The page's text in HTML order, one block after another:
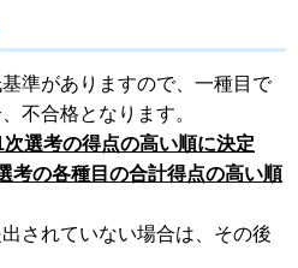
準がありますので、一種目で
不合格となります。
選考の得点の高い順に決定
考の各種目の合計得点の高い順
されていない場合は、その後